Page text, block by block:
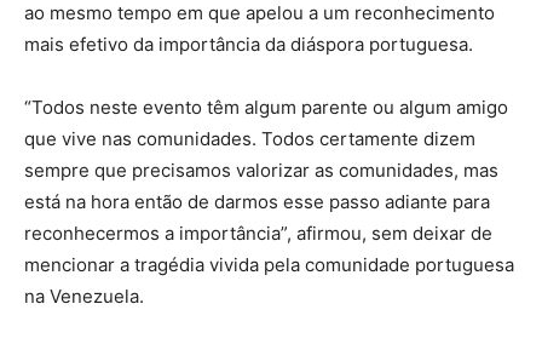
ao mesmo tempo em que apelou a um reconhecimento
mais efetivo da importância da diáspora portuguesa.
“Todos neste evento têm algum parente ou algum amigo
que vive nas comunidades. Todos certamente dizem
sempre que precisamos valorizar as comunidades, mas
está na hora então de darmos esse passo adiante para
reconhecermos a importância”, afirmou, sem deixar de
mencionar a tragédia vivida pela comunidade portuguesa
na Venezuela.